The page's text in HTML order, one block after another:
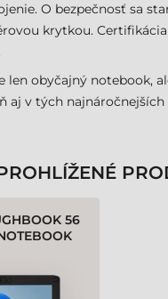
O bezpečnosť sa
krytkou.
len obyčajný notebook,
aj v tých
56